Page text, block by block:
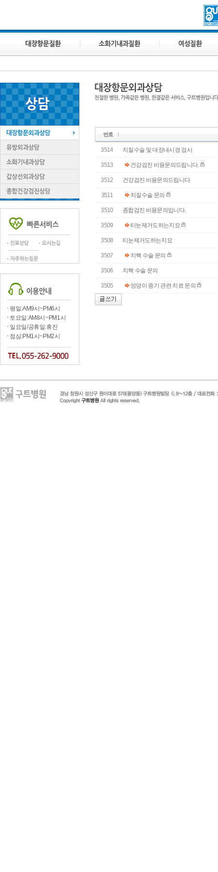
평일:AM9시~PM6시
토요일:AM8시~PM1시
일요일/공휴일:휴진
점심:PM1시~PM2시
번호
3514 치질수술 및 대장내시경 검사
3513 건강검진 비용문의드립니다.
3512 건강검진 비용문의드립니다.
3511 치질수술 문의
3510 종합검진 비용문의입니다.
3509 티눈제거도하는지요
3508 티눈제거도하는지요
3507 치핵 수술 문의
3506 치핵 수술 문의
3505 엉덩이 종기 관련 치료 문의